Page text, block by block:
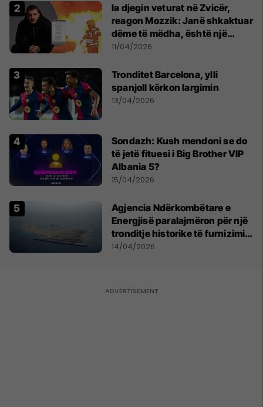
Ia djegin veturat në Zvicër,
reagon Mozzik: Janë shkaktuar
dëme të mëdha, është një
bandë nga Franca
11/04/2026
Tronditet Barcelona, ylli
spanjoll kërkon largimin
13/04/2026
Sondazh: Kush mendoni se do
të jetë fituesi i Big Brother VIP
Albania 5?
15/04/2026
Agjencia Ndërkombëtare e
Energjisë paralajmëron për një
tronditje historike të furnizimit
me naftë, ndërsa lufta me
14/04/2026